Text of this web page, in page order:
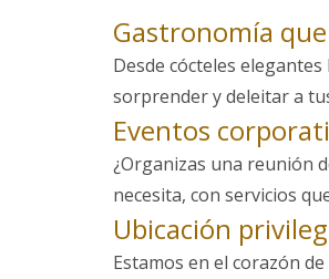
Gastronomía
Desde cócteles
sorprender y deleitar a
Eventos
¿Organizas una reunión
necesita, con servicios
Ubicación
Estamos en el corazón